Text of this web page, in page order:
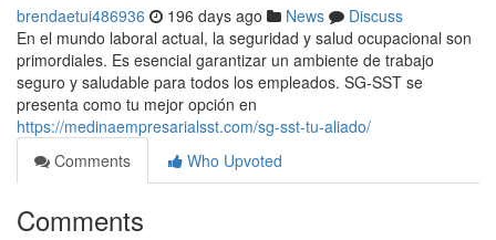
brendaetui486936 196 days ago News
Discuss
En el mundo laboral actual, la seguridad y salud ocupacional son
primordiales. Es esencial garantizar un ambiente de trabajo
seguro y saludable para todos los empleados. SG-SST se
presenta como tu mejor opción en
https://medinaempresarialsst.com/sg-sst-tu-aliado/
Comments
Who Upvoted
Comments